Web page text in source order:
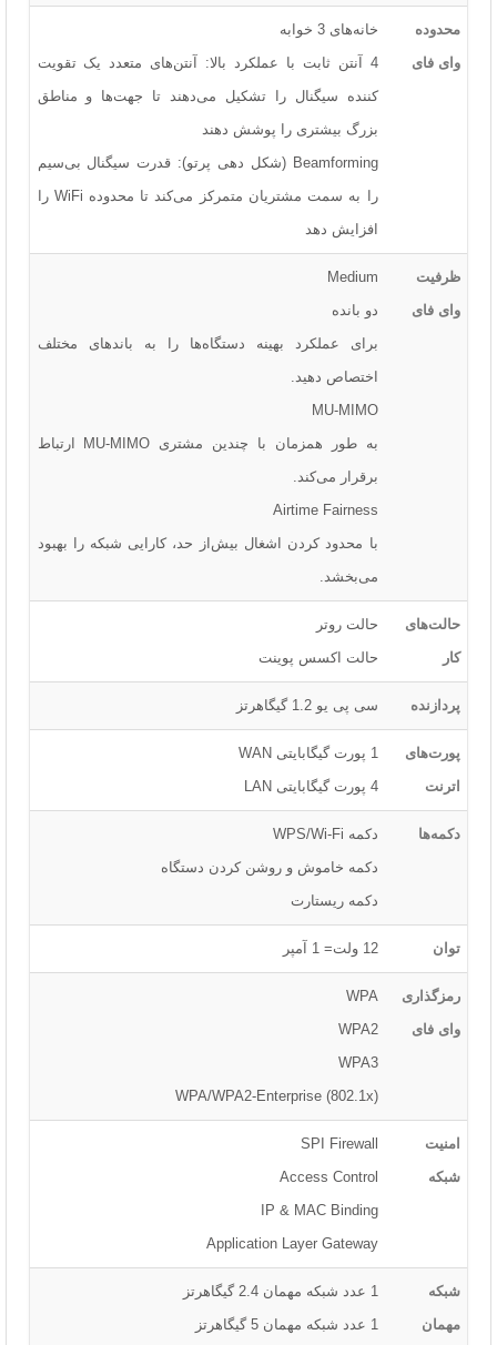
محدوده
وای فای
خانه‌های 3 خوابه
4 آنتن ثابت با عملکرد بالا: آنتن‌های متعدد یک تقویت
کننده سیگنال را تشکیل می‌دهند تا جهت‌ها و مناطق
بزرگ بیشتری را پوشش دهند
Beamforming (شکل دهی پرتو): قدرت سیگنال بی‌سیم
را به سمت مشتریان متمرکز می‌کند تا محدوده WiFi را
افزایش دهد
ظرفیت
وای فای
Medium
دو بانده
برای عملکرد بهینه دستگاه‌ها را به باندهای مختلف
اختصاص دهید.
MU-MIMO
به طور همزمان با چندین مشتری MU-MIMO ارتباط
برقرار می‌کند.
Airtime Fairness
با محدود کردن اشغال بیش‌از حد، کارایی شبکه را بهبود
می‌بخشد.
حالت‌های
کار
حالت روتر
حالت اکسس پوینت
پردازنده سی پی یو 1.2 گیگاهرتز
پورت‌های
اترنت
1 پورت گیگابایتی WAN
4 پورت گیگابایتی LAN
دکمه‌ها
دکمه WPS/Wi-Fi
دکمه خاموش و روشن کردن دستگاه
دکمه ریستارت
توان 12 ولت= 1 آمپر
رمزگذاری
وای فای
WPA
WPA2
WPA3
WPA/WPA2-Enterprise (802.1x)
امنیت
شبکه
SPI Firewall
Access Control
IP & MAC Binding
Application Layer Gateway
شبکه
مهمان
1 عدد شبکه مهمان 2.4 گیگاهرتز
1 عدد شبکه مهمان 5 گیگاهرتز